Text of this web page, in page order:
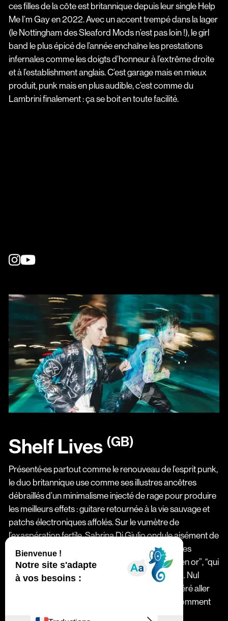
ces filles de la côte est britannique depuis leur single Help
Me I’m Gay en 2022. Avec un accent trempé dans la lager
(le Nottingham des Sleaford Mods n’est pas loin !), le girl
band le plus épicé de l’année enchaîne les prestations
infernales comme les doigts d’honneur à l’extrême droite
et à l’establishment anglais. C’est garage mais en mieux
produit, punk mais en plus audible, c’est comme du
Lambrini finalement : ça se boit en toute facilité.
Shelf Lives (GB)
Présenté·es partout comme le renouveau de l’esprit punk,
le duo britannique use comme ses illustres ancêtres
débraillés d’un minimalisme injecté de rage pour produire
les meilleurs effets : guitare retournée à la vie sauvage et
patchs électroniques affolés. Sur le vumètre de
l’exaspération fertile, Sabrina Di Giulio ondule aisément de
l’indice Peaches à celui Dry Cleanin” et expose ses
préférences : elle aime les filles “avec des dents en or”, “qui
ne sourient jamais”, “qui ne portent pas de rose”... Nul
doute qu’avec son guitariste Jonny, iels ont préféré aller
voir Oppenheimer… Même s’iels savaient déjà comment
tout allait exploser.